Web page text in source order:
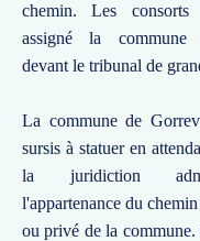
chemin. Les
assigné la commune
devant le tribunal de
La commune de
sursis à statuer en
la juridiction
l'appartenance du
ou privé de la